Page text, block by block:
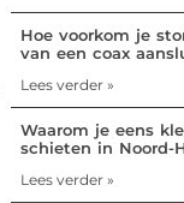
Hoe voorkom je
van een coax
Lees verder »
Waarom je eens
schieten in Noord-
Lees verder »